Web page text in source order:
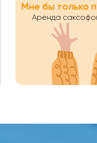
Мне бы только
Аренда